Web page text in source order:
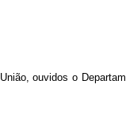
ouvidos o